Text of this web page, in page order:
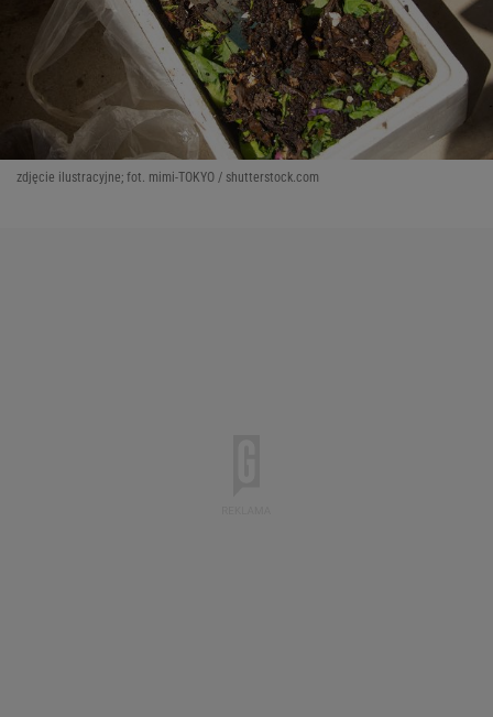
zdjęcie ilustracyjne; fot. mimi-TOKYO / shutterstock.com